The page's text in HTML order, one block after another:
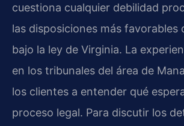
cuestiona cualquier debilidad
las disposiciones más favorables
bajo la ley de Virginia. La
en los tribunales del área de
los clientes a entender qué
proceso legal. Para discutir los